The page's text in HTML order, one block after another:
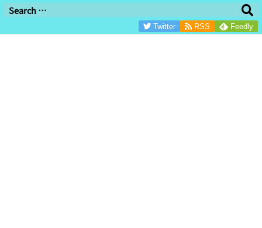
/*グーグル審査用/
Twitter RSS Feedly